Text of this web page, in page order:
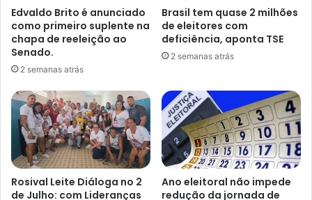
Edvaldo Brito é anunciado
como primeiro suplente na
chapa de reeleição ao
Senado.
2 semanas atrás
Brasil tem quase 2 milhões
de eleitores com
deficiência, aponta TSE
2 semanas atrás
Rosival Leite Diáloga no 2
de Julho: com Lideranças
Ano eleitoral não impede
redução da jornada de